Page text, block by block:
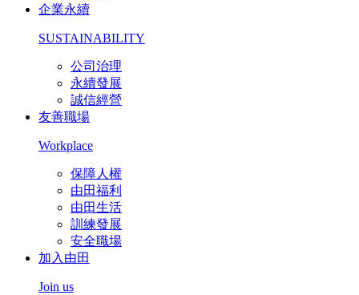
企業永續
SUSTAINABILITY
公司治理
永續發展
誠信經營
友善職場
Workplace
保障人權
由田福利
由田生活
訓練發展
安全職場
加入由田
Join us